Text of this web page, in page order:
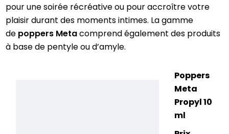
pour une soirée récréative ou pour accroître votre
plaisir durant des moments intimes. La gamme
de poppers Metacomprend également des produits
à base de pentyle ou d’amyle.
Poppers
Meta
Propyl 10
ml